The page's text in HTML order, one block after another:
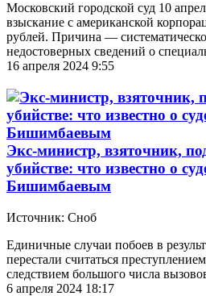
Московский городской суд 10
взыскание с американской
рублей. Причина —
недостоверных сведений о
16 апреля 2024 9:55
Экс-министр, взяточник,
убийстве: что известно о
Бишимбаевым
Источник: Сноб
Единичные случаи побоев в
перестали считаться
следствием большого числа
6 апреля 2024 18:17